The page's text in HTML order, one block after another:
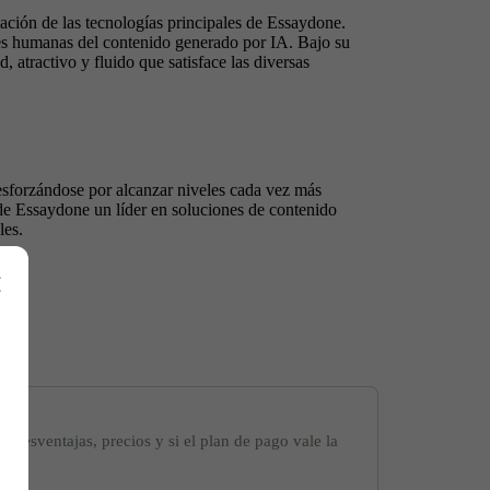
de las tecnologías principales de Essaydone.
humanas del contenido generado por IA. Bajo su
atractivo y fluido que satisface las diversas
por alcanzar niveles cada vez más
Essaydone un líder en soluciones de contenido
desventajas, precios y si el plan de pago vale la